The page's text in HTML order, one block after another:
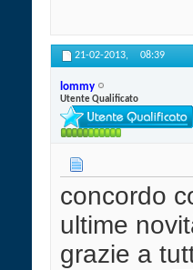
21-02-2013, 08:39
lommy
Utente Qualificato
concordo
ultime
grazie a